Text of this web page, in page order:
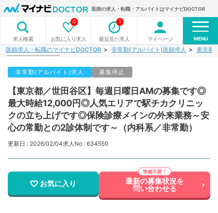
医師の求人・転職・アルバイトはマイナビDOCTOR
求人検索 お気に入り求人
0
最近見た求人
1
マイページ MENU
医師求人・転職のマイナビDOCTOR 非常勤(アルバイト)医師求人 東京都
非常勤(アルバイト)求人 募集停止
【東京都／世田谷区】毎週日曜日AMの募集です◎
最大時給12,000円◎人気エリアで駅チカクリニッ
クの立ち上げです◎保険診療メインの外来業務～安
心の常勤との2診体制です～（内科系／非常勤）
更新日 : 2026/02/04求人No : 634550
お気に入り 最新の募集状況を
問い合わせる